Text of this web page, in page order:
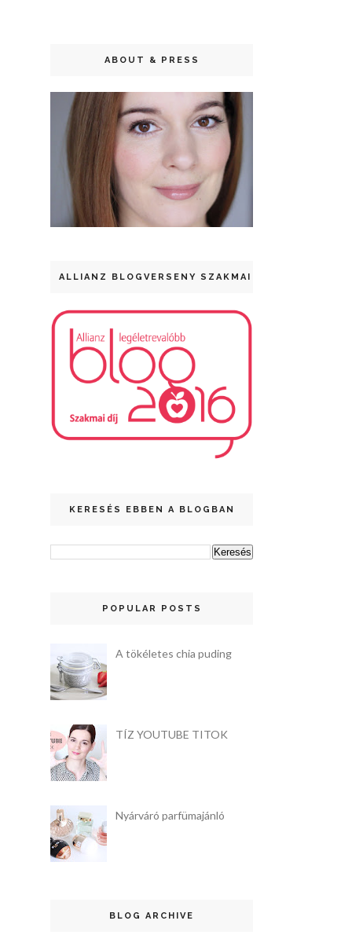
ABOUT & PRESS
ALLIANZ BLOGVERSENY SZAKMAI DÍJ
KERESÉS EBBEN A BLOGBAN
POPULAR POSTS
A tökéletes chia puding
TÍZ YOUTUBE TITOK
Nyárváró parfümajánló
BLOG ARCHIVE